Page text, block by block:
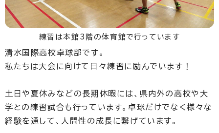
練習は本館3階の体育館で行っています
清水国際高校卓球部です。
私たちは大会に向けて日々練習に励んでいます！
土日や夏休みなどの長期休暇には、県内外の高校や大
学との練習試合も行っています。卓球だけでなく様々な
経験を通して、人間性の成長に繋げています。